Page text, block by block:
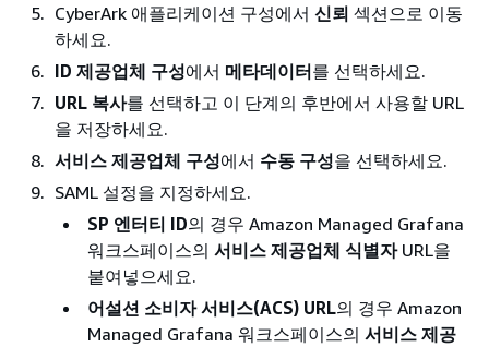
CyberArk 애플리케이션 구성에서 신뢰 섹션으로 이동
하세요.
ID 제공업체 구성에서 메타데이터를 선택하세요.
URL 복사를 선택하고 이 단계의 후반에서 사용할 URL
을 저장하세요.
서비스 제공업체 구성에서 수동 구성을 선택하세요.
SAML 설정을 지정하세요.
SP 엔터티 ID의 경우 Amazon Managed Grafana
워크스페이스의 서비스 제공업체 식별자URL을
붙여넣으세요.
어설션 소비자 서비스(ACS) URL의 경우 Amazon
Managed Grafana 워크스페이스의 서비스 제공